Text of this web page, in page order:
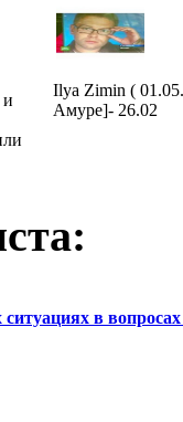
Ilya Zimin (
Амуре]- 26.02
в вопросах